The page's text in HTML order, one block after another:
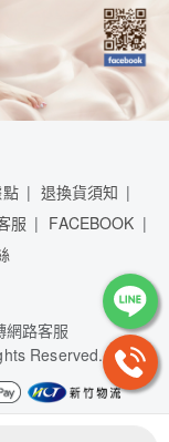
退換貨須知
服
FACEBOOK
路客服
Reserved.